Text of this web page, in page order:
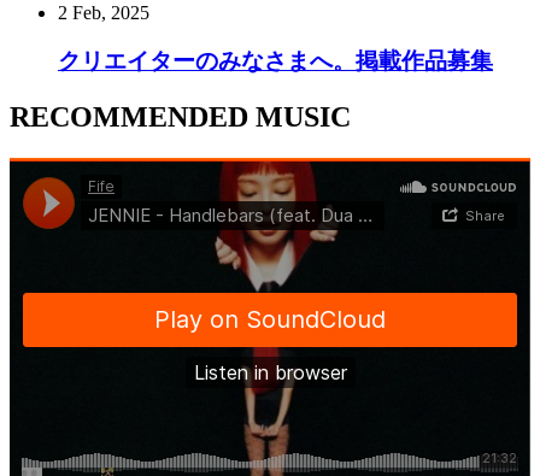
2 Feb, 2025
クリエイターのみなさまへ。掲載作品募集
RECOMMENDED MUSIC